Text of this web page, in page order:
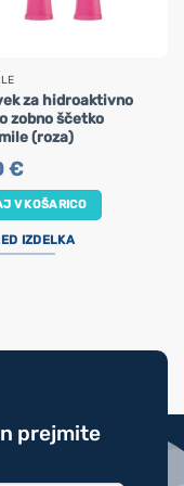
za hidroaktivno
zobno ščetko
(roza)
€
V KOŠARICO
IZDELKA
prejmite